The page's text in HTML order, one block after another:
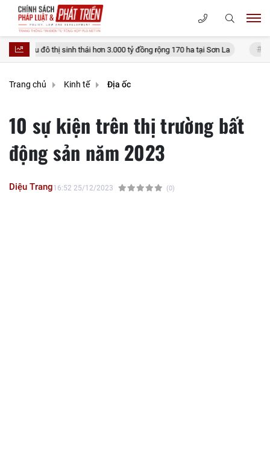
thái hơn 3.000 tỷ đồng rộng 170 ha tại Sơn La Thủ tục đính chính
Trang chủ Kinh tế Địa ốc
10 sự kiện trên thị trường bất
động sản năm 2023
Diệu Trang16:52 25/12/2023 (0)